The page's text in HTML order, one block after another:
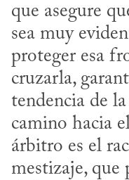
que asegure
sea muy
proteger esa
cruzarla,
tendencia de
camino hacia
árbitro es el
mestizaje, que